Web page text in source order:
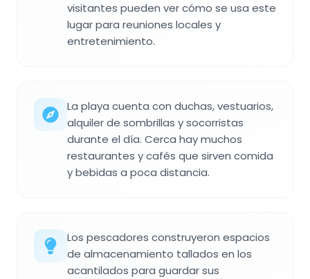
visitantes pueden ver cómo se usa este
lugar para reuniones locales y
entretenimiento.
La playa cuenta con duchas, vestuarios,
alquiler de sombrillas y socorristas
durante el día. Cerca hay muchos
restaurantes y cafés que sirven comida
y bebidas a poca distancia.
Los pescadores construyeron espacios
de almacenamiento tallados en los
acantilados para guardar sus